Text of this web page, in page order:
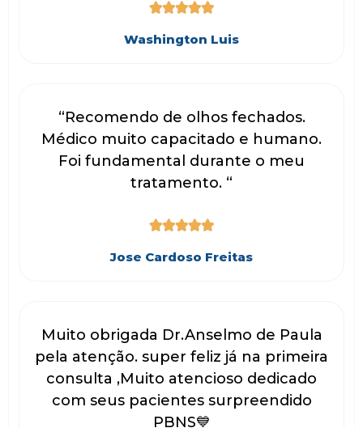

Washington Luis
“Recomendo de olhos fechados.
Médico muito capacitado e humano.
Foi fundamental durante o meu
tratamento. “

Jose Cardoso Freitas
Muito obrigada Dr.Anselmo de Paula
pela atenção. super feliz já na primeira
consulta ,Muito atencioso dedicado
com seus pacientes surpreendido
PBNS💙